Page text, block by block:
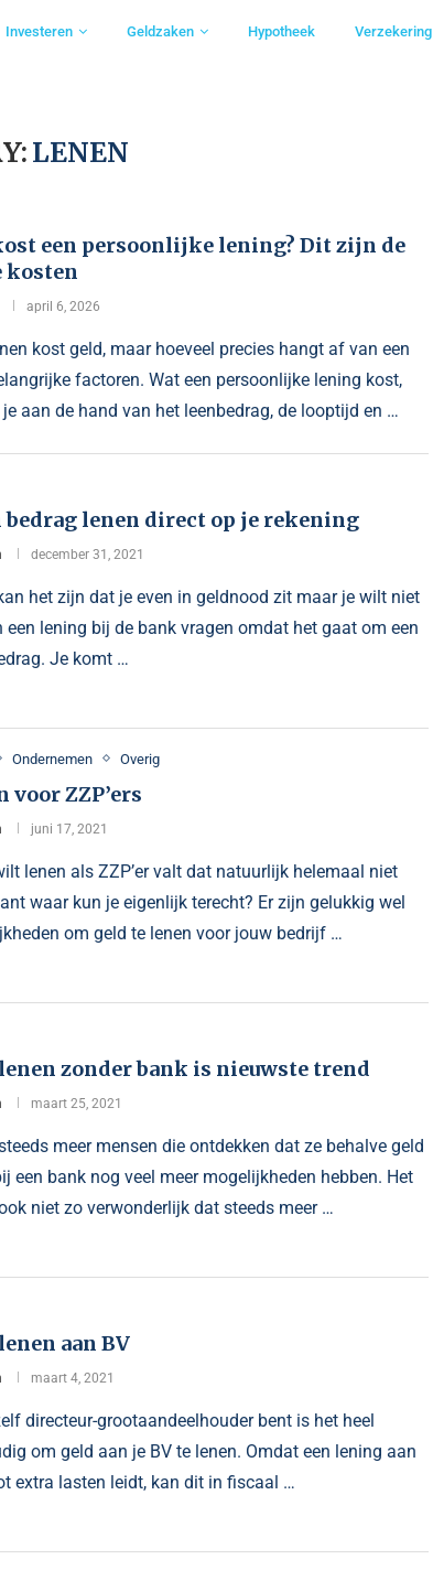
Investeren Geldzaken Hypotheek Verzekering
LENEN
een persoonlijke lening? Dit zijn de
kosten
april 6, 2026
kost geld, maar hoeveel precies hangt af van een
factoren. Wat een persoonlijke lening kost,
aan de hand van het leenbedrag, de looptijd en …
bedrag lenen direct op je rekening
december 31, 2021
het zijn dat je even in geldnood zit maar je wilt niet
een lening bij de bank vragen omdat het gaat om een
Je komt …
Ondernemen Overig
voor ZZP’ers
juni 17, 2021
lenen als ZZP’er valt dat natuurlijk helemaal niet
waar kun je eigenlijk terecht? Er zijn gelukkig wel
om geld te lenen voor jouw bedrijf …
zonder bank is nieuwste trend
maart 25, 2021
meer mensen die ontdekken dat ze behalve geld
een bank nog veel meer mogelijkheden hebben. Het
niet zo verwonderlijk dat steeds meer …
aan BV
maart 4, 2021
directeur-grootaandeelhouder bent is het heel
om geld aan je BV te lenen. Omdat een lening aan
extra lasten leidt, kan dit in fiscaal …